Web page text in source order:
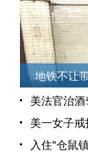
地铁不让
美法官治
美一女子
入住"仓鼠